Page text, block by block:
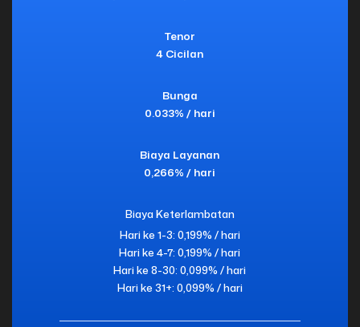
Tenor
4 Cicilan
Bunga
0.033% / hari
Biaya Layanan
0,266% / hari
Biaya Keterlambatan
Hari ke 1-3: 0,199% / hari
Hari ke 4-7: 0,199% / hari
Hari ke 8-30: 0,099% / hari
Hari ke 31+: 0,099% / hari